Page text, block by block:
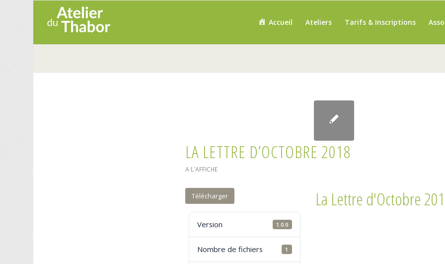
Accueil Ateliers Tarifs & Inscriptions
LA LETTRE D’OCTOBRE 2018
A L'AFFICHE
Télécharger
Version 1.0.0
Nombre de fichiers 1
La Lettre d'Octobre